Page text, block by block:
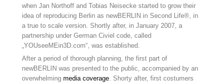
when Jan Northoff and Tobias Neisecke started to grow their
idea of reproducing Berlin as newBERLIN in Second Life®, in
a true to scale version. Shortly after, in January 2007, a
partnership under German Civiel code, called
„YOUseeMEin3D.com“, was established.
After a period of thorough planning, the first part of
newBERLIN was presented to the public, accompanied by an
overwhelming media coverage. Shorty after, first costumers